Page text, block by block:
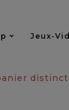
Jeux-